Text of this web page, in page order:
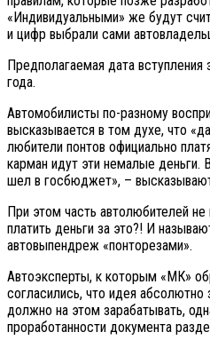
«Индивидуальными» же будут
и цифр выбрали сами
Предполагаемая дата
года.
Автомобилисты по-разному
высказывается в том духе, что
любители понтов официально
карман идут эти немалые деньги.
шел в госбюджет», –
При этом часть автолюбителей
платить деньги за это?! И
автовыпендреж «понторезами».
Автоэксперты, к которым «МК»
согласились, что идея абсолютно
должно на этом зарабатывать,
проработанности документа